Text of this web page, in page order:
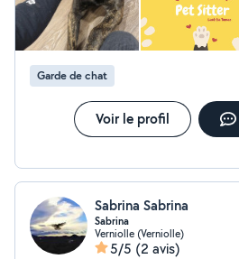
Garde de chat
Voir le profil
Sabrina Sabrina
Sabrina
Verniolle (Verniolle)
5/5 (2 avis)